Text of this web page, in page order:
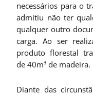
necessários para o
admitiu não ter
qualquer outro
carga. Ao ser
produto florestal
de 40m³ de madeira.
Diante das